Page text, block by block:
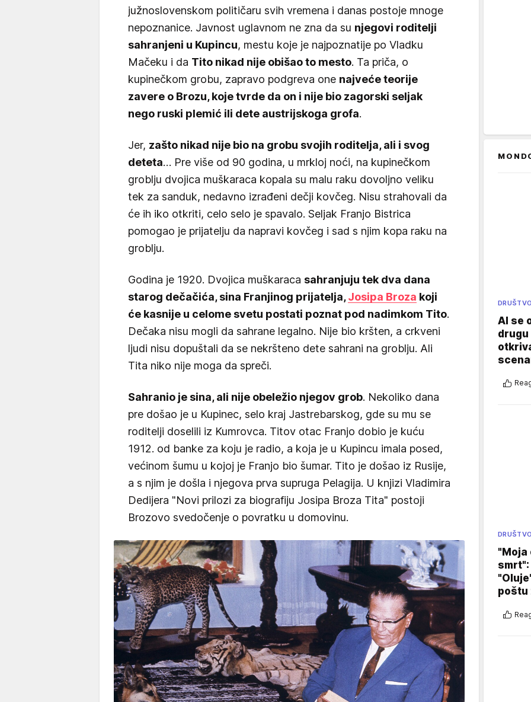
južnoslovenskom političaru svih vremena i danas postoje mnoge
nepoznanice. Javnost uglavnom ne zna da su njegovi roditelji
sahranjeni u Kupincu, mestu koje je najpoznatije po Vladku
Mačeku i da Tito nikad nije obišao to mesto. Ta priča, o
kupinečkom grobu, zapravo podgreva one najveće teorije
zavere o Brozu, koje tvrde da on i nije bio zagorski seljak
nego ruski plemić ili dete austrijskoga grofa.
Jer, zašto nikad nije bio na grobu svojih roditelja, ali i svog
deteta… Pre više od 90 godina, u mrkloj noći, na kupinečkom
groblju dvojica muškaraca kopala su malu raku dovoljno veliku
tek za sanduk, nedavno izrađeni dečji kovčeg. Nisu strahovali da
će ih iko otkriti, celo selo je spavalo. Seljak Franjo Bistrica
pomogao je prijatelju da napravi kovčeg i sad s njim kopa raku na
groblju.
Godina je 1920. Dvojica muškaraca sahranjuju tek dva dana
starog dečačića, sina Franjinog prijatelja,Josipa Broza koji
će kasnije u celome svetu postati poznat pod nadimkom Tito.
Dečaka nisu mogli da sahrane legalno. Nije bio kršten, a crkveni
ljudi nisu dopuštali da se nekršteno dete sahrani na groblju. Ali
Tita niko nije moga da spreči.
Sahranio je sina, ali nije obeležio njegov grob. Nekoliko dana
pre došao je u Kupinec, selo kraj Jastrebarskog, gde su mu se
roditelji doselili iz Kumrovca. Titov otac Franjo dobio je kuću
1912. od banke za koju je radio, a koja je u Kupincu imala posed,
većinom šumu u kojoj je Franjo bio šumar. Tito je došao iz Rusije,
a s njim je došla i njegova prva supruga Pelagija. U knjizi Vladimira
Dedijera "Novi prilozi za biografiju Josipa Broza Tita" postoji
Brozovo svedočenje o povratku u domovinu.
DRUŠTVO
AI se
DRUŠTVO
"Moja
poštu